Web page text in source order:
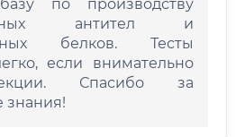
по производству
антител и
белков. Тесты
если внимательно
Спасибо за
знания!